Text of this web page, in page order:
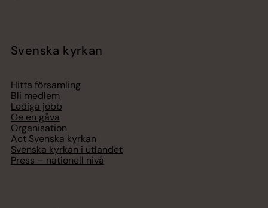
Svenska kyrkan
Hitta församling
Bli medlem
Lediga jobb
Ge en gåva
Organisation
Act Svenska kyrkan
Svenska kyrkan i utlandet
Press – nationell nivå